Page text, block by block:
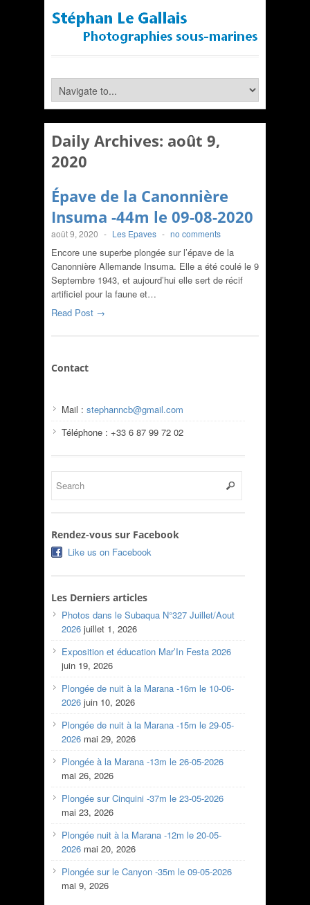
Daily Archives: août 9,
2020
Épave de la Canonnière
Insuma -44m le 09-08-2020
août 9, 2020 - Les Epaves - no comments
Encore une superbe plongée sur l’épave de la
Canonnière Allemande Insuma. Elle a été coulé le 9
Septembre 1943, et aujourd’hui elle sert de récif
artificiel pour la faune et…
Read Post →
Contact
Mail : stephanncb@gmail.com
Téléphone : +33 6 87 99 72 02
Rendez-vous sur Facebook
Like us on Facebook
Les Derniers articles
Photos dans le Subaqua N°327 Juillet/Aout
2026 juillet 1, 2026
Exposition et éducation Mar’In Festa 2026
juin 19, 2026
Plongée de nuit à la Marana -16m le 10-06-
2026 juin 10, 2026
Plongée de nuit à la Marana -15m le 29-05-
2026 mai 29, 2026
Plongée à la Marana -13m le 26-05-2026
mai 26, 2026
Plongée sur Cinquini -37m le 23-05-2026
mai 23, 2026
Plongée nuit à la Marana -12m le 20-05-
2026 mai 20, 2026
Plongée sur le Canyon -35m le 09-05-2026
mai 9, 2026